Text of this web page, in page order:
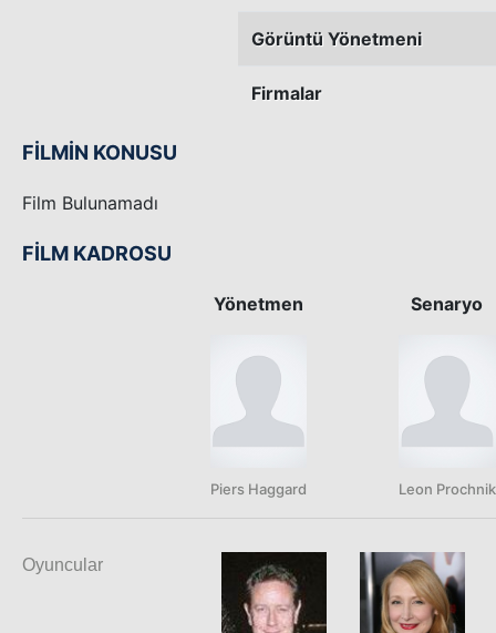
Görüntü Yönetmeni
Firmalar
FİLMİN KONUSU
Film Bulunamadı
FİLM KADROSU
Yönetmen
Piers Haggard
Senaryo
Leon Prochnik
Oyuncular